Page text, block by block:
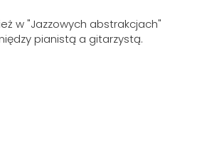
w "Jazzowych abstrakcjach"
pianistą a gitarzystą.